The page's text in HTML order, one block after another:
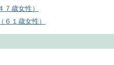
７歳女性）
６１歳女性）